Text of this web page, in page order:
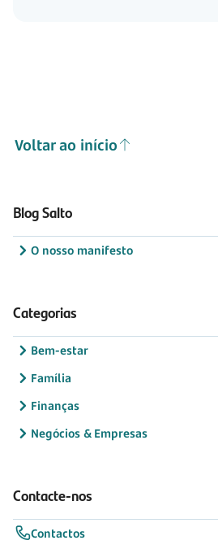
Voltar ao início
Blog Salto
O nosso manifesto
Categorias
Bem-estar
Família
Finanças
Negócios & Empresas
Contacte-nos
Contactos